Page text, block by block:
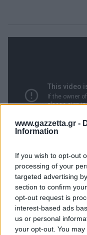
www.gazzetta.gr -
Information
If you wish to opt-out
processing of your
targeted advertising
section to confirm
opt-out request is
interest-based ads
us or personal
your opt-out. You
ΔΙΑΒΑΣΕ ΑΚΟΜΗ:
Σοκ στη Σκιάθο:
17χρονο και απειλή